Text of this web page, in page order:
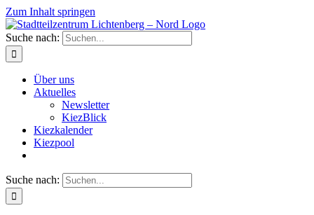
Zum Inhalt springen
Suche nach:
Über uns
Aktuelles
Newsletter
KiezBlick
Kiezkalender
Kiezpool
Suche nach: